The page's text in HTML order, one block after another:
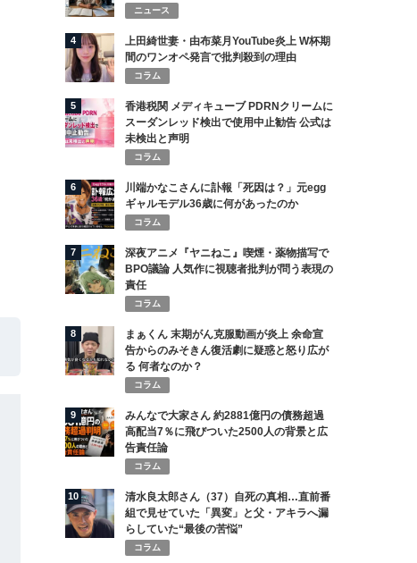
ニュース
4
上田綺世妻・由布菜月YouTube炎上 W杯期
間のワンオペ発言で批判殺到の理由
コラム
5
香港税関 メディキューブ PDRNクリームに
スーダンレッド検出で使用中止勧告 公式は
未検出と声明
コラム
6
川端かなこさんに訃報「死因は？」元egg
ギャルモデル36歳に何があったのか
コラム
7
深夜アニメ『ヤニねこ』喫煙・薬物描写で
BPO議論 人気作に視聴者批判が問う表現の
責任
コラム
8
まぁくん 末期がん克服動画が炎上 余命宣
告からのみそきん復活劇に疑惑と怒り広が
る 何者なのか？
コラム
9
みんなで大家さん 約2881億円の債務超過
高配当7％に飛びついた2500人の背景と広
告責任論
コラム
10
清水良太郎さん（37）自死の真相…直前番
組で見せていた「異変」と父・アキラへ漏
らしていた“最後の苦悩”
コラム